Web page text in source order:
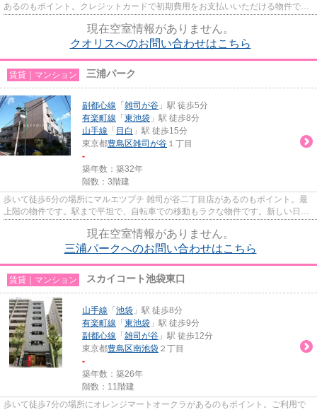
あるのもポイント。クレジットカードで初期費用をお支払いいただける物件で
現在空室情報がありません。
クオリスへのお問い合わせはこちら
賃貸｜マンション 三浦パーク
副都心線 「 雑司が谷 」駅 徒歩5分
有楽町線 「 東池袋 」駅 徒歩8分
山手線 「 目白 」駅 徒歩15分
東京都豊島区雑司が谷 １丁目
-
築年数：築32年
階数：3階建
歩いて徒歩6分の場所にマルエツプチ 雑司が谷二丁目店があるのもポイント。最
上階の物件です。駅まで平坦で、自転車での移動もラクな物件です。新しい日々
現在空室情報がありません。
三浦パークへのお問い合わせはこちら
賃貸｜マンション スカイコート池袋東口
山手線 「 池袋 」駅 徒歩8分
有楽町線 「 東池袋 」駅 徒歩9分
副都心線 「 雑司が谷 」駅 徒歩12分
東京都豊島区南池袋 ２丁目
-
築年数：築26年
階数：11階建
歩いて徒歩7分の場所にオレンジマートオークラがあるのもポイント。ご利用で